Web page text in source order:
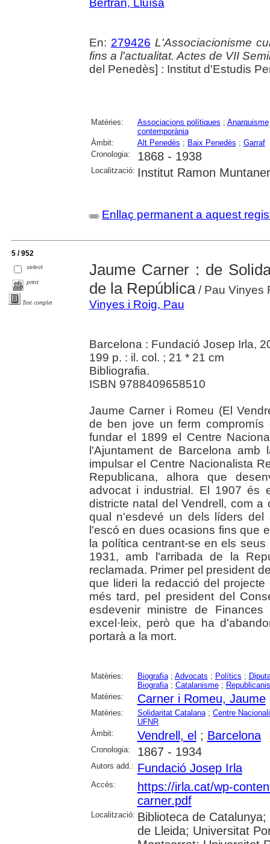
Bertran, Lluïsa
En: 279426 L'Associacionisme
fins a l'actualitat. Actes de VII
del Penedès] : Institut d'Estudis
Matèries: Associacions polítiques ; Anarquisme
contemporània
Àmbit:
Alt Penedès ; Baix Penedès ; Garraf
Cronologia:
1868 - 1938
Localització: Institut Ramon
Enllaç permanent a aquest
5 / 952
select
print
Text complet
Jaume Carner : de
de la República/ Pau Vinyes
Vinyes i Roig, Pau
Barcelona : Fundació Josep Irla,
199 p. : il. col. ; 21 * 21 cm
Bibliografia.
ISBN 9788409658510
Jaume Carner i Romeu (El
de ben jove un ferm
fundar el 1899 el Centre
l'Ajuntament de Barcelona amb
impulsar el Centre Nacionalista
Republicana, alhora que
advocat i industrial. El 1907 és
districte natal del Vendrell, com
qual n'esdevé un dels líders del
l'escó en dues ocasions fins que
la política centrant-se en els
1931, amb l'arribada de la
reclamada. Primer pel president
que lideri la redacció del
més tard, pel president del
esdevenir ministre de
excel·leix, però que ha
portarà a la mort.
Matèries: Biografia; Advocats ; Polítics ;
Biografia; Catalanisme;
Matèries:
Carner i Romeu, Jaume
Matèries: Solidaritat Catalana; Centre
UFNR
Àmbit:
Vendrell, el ; Barcelona
Cronologia: 1867 - 1934
Autors add.: Fundació Josep Irla
Accés:
https://irla.cat/wp-
carner.pdf
Localització: Biblioteca de
de Lleida; Universitat